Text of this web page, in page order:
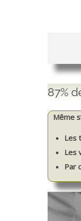
87%
Même
Les
Les
Par